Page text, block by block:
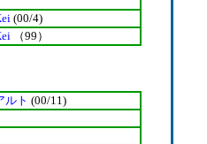
(00/4)
（99）
ルト (00/11)